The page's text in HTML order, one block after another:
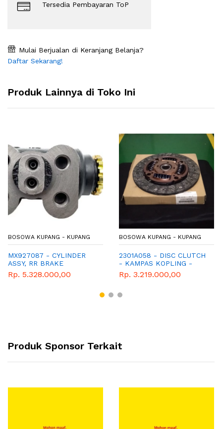
Tersedia Pembayaran ToP
Mulai Berjualan di Keranjang Belanja?
Daftar Sekarang!
Produk Lainnya di Toko Ini
BOSOWA KUPANG - KUPANG
MX927087 - CYLINDER
ASSY, RR BRAKE
Rp. 5.328.000,00
BOSOWA KUPANG - KUPANG
2301A058 - DISC CLUTCH
- KAMPAS KOPLING -
OUTLANDER
Rp. 3.219.000,00
Produk Sponsor Terkait